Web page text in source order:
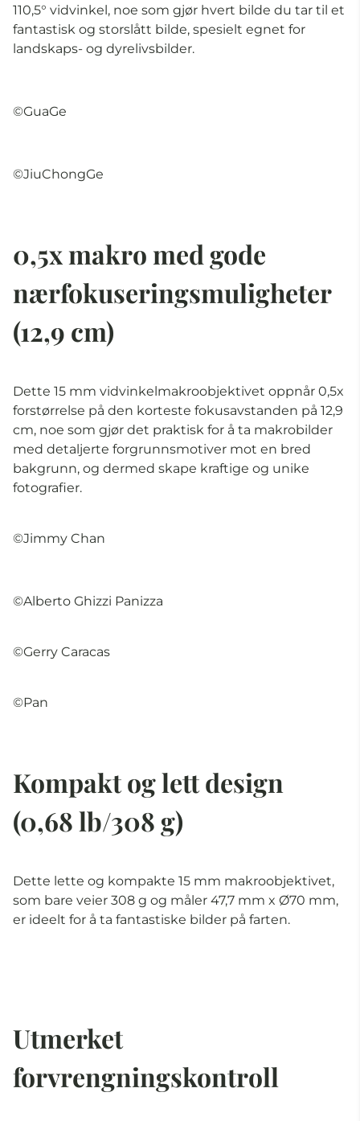
110,5° vidvinkel, noe som gjør hvert bilde du tar til et
fantastisk og storslått bilde, spesielt egnet for
landskaps- og dyrelivsbilder.
©GuaGe
©JiuChongGe
0,5x makro med gode
nærfokuseringsmuligheter
(12,9 cm)
Dette 15 mm vidvinkelmakroobjektivet oppnår 0,5x
forstørrelse på den korteste fokusavstanden på 12,9
cm, noe som gjør det praktisk for å ta makrobilder
med detaljerte forgrunnsmotiver mot en bred
bakgrunn, og dermed skape kraftige og unike
fotografier.
©Jimmy Chan
©Alberto Ghizzi Panizza
©Gerry Caracas
©Pan
Kompakt og lett design
(0,68 lb/308 g)
Dette lette og kompakte 15 mm makroobjektivet,
som bare veier 308 g og måler 47,7 mm x Ø70 mm,
er ideelt for å ta fantastiske bilder på farten.
Utmerket
forvrengningskontroll